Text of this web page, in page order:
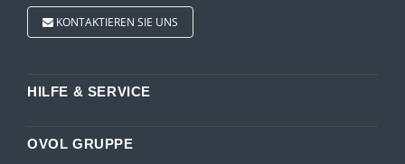
KONTAKTIEREN SIE UNS
HILFE & SERVICE
OVOL GRUPPE